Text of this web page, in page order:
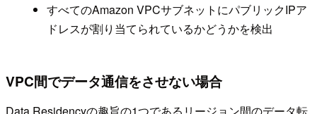
すべてのAmazon VPCサブネットにパブリックIPア
ドレスが割り当てられているかどうかを検出
VPC間でデータ通信をさせない場合
Data Residencyの趣旨の1つであるリージョン間のデータ転